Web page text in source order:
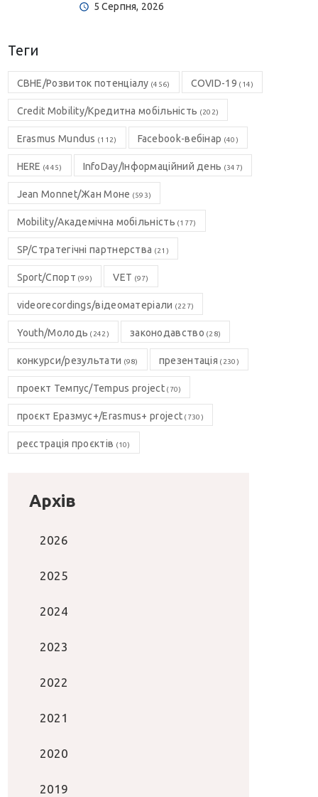
5 Серпня, 2026
Теги
CBHE/Розвиток потенціалу (456) COVID-19 (14)
Credit Mobility/Кредитна мобільність (202)
Erasmus Mundus (112) Facebook-вебінар (40)
HERE (445) InfoDay/Інформаційний день (347)
Jean Monnet/Жан Моне (593)
Mobility/Академічна мобільність (177)
SP/Стратегічні партнерства (21)
Sport/Спорт (99) VET (97)
videorecordings/відеоматеріали (227)
Youth/Молодь (242) законодавство (28)
конкурси/результати (98) презентація (230)
проект Темпус/Tempus project(70)
проєкт Еразмус+/Erasmus+ project (730)
реєстрація проєктів (10)
Архів
2026
2025
2024
2023
2022
2021
2020
2019